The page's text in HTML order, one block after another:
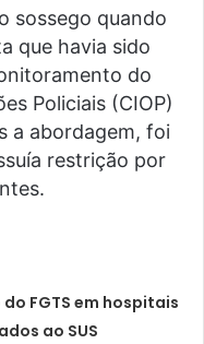
sossego quando
que havia sido
do
Policiais (CIOP)
a abordagem, foi
restrição por
FGTS em hospitais
ao SUS